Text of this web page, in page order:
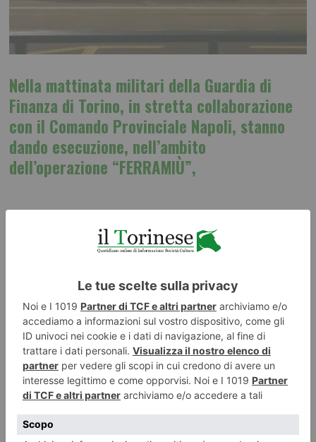
Nella mattinata militari della Guardia di
Finanza di Torino, in stretta collaborazione
con il Comando Provinciale Napoli, stanno
dando esecuzione, nell’ambito
dell’operazione “FERRAMIÙ”,
ad un’ordinanza dicustodia cautelare emessa dal Giudice
per le indagini preliminari del locale Tribunale nei confronti
associazione per delinquere di matrice
internazionalefinalizzata altraffico illecito di rifiuti
metallici,all’autoriciclaggiodi proventi illecitie all’emissione
ed utilizzo di documenti attestanti operazioni inesistenti
In corso di svolgimento, altresì, perquisizioni nei confronti
di decine di soggetti e società, nonché ilsequestro
preventivo disposto su beni per oltre 130 milioni di euro
cui disponibilità finanziarie, immobili, veicoli e quote